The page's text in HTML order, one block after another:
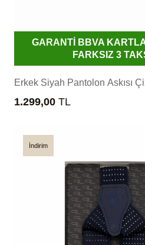
GARANTİ BBVA
FARKSIZ 3
Erkek Siyah Pantolon Askısı
1.299,00 TL
İndirim